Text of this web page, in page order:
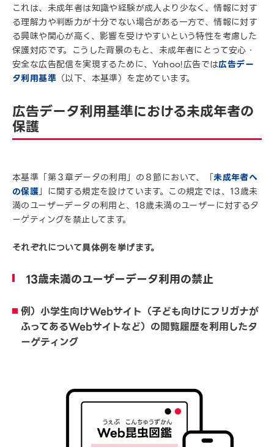
これは、未成年者は知識や経験が成人より少なく、情報に対す
る理解力や判断力が十分でない場合がある一方で、情報に対す
る興味や関心が高く、影響を受けやすいという特性を考慮した
保護対応です。こうした背景のもと、未成年者にとって安心・
安全な広告配信を実現するために、Yahoo!広告では広告デー
タ利用基準 （以下、本基準）を定めています。
広告データ利用基準における未成年者の
保護
本基準「第３章データの利用」の８節において、「未成年者へ
の保護」に関する規定を設けています。この規定では、13歳未
満のユーザーデータの利用と、18歳未満のユーザーに対するタ
ーゲティングを禁止してます。
それぞれについて具体例を挙げます。
13歳未満のユーザーデータ利用の禁止
例）小学生向けWebサイト（子ども向けにフリガナが
ふってあるWebサイトなど）の閲覧履歴を利用したタ
ーゲティング